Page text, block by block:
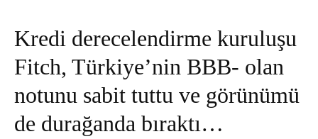
Kredi derecelendirme kuruluşu
Fitch, Türkiye’nin BBB- olan
notunu sabit tuttu ve görünümü
de durağanda bıraktı…